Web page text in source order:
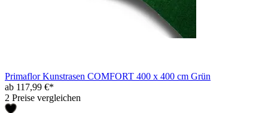
Primaflor Kunstrasen COMFORT 400 x 400 cm Grün
ab 117,99 €*
2 Preise vergleichen